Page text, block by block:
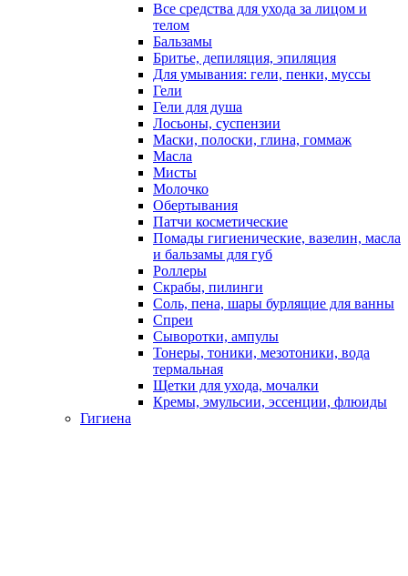
Все средства для ухода за лицом и
телом
Бальзамы
Бритье, депиляция, эпиляция
Для умывания: гели, пенки, муссы
Гели
Гели для душа
Лосьоны, суспензии
Маски, полоски, глина, гоммаж
Масла
Мисты
Молочко
Обертывания
Патчи косметические
Помады гигиенические, вазелин, масла
и бальзамы для губ
Роллеры
Скрабы, пилинги
Соль, пена, шары бурлящие для ванны
Спреи
Сыворотки, ампулы
Тонеры, тоники, мезотоники, вода
термальная
Щетки для ухода, мочалки
Кремы, эмульсии, эссенции, флюиды
Гигиена